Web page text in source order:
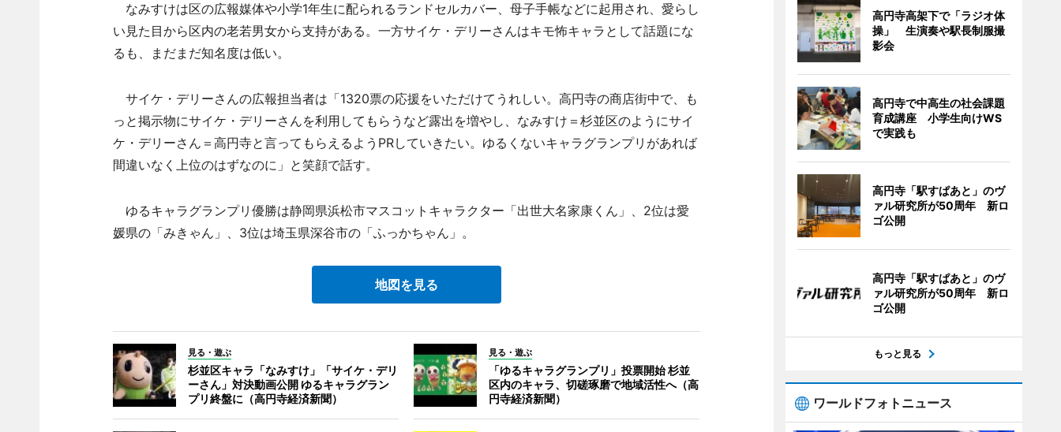
なみすけは区の広報媒体や小学1年生に配られるランドセルカバー、母子手帳などに起用され、愛らし
い見た目から区内の老若男女から支持がある。一方サイケ・デリーさんはキモ怖キャラとして話題にな
るも、まだまだ知名度は低い。
サイケ・デリーさんの広報担当者は「1320票の応援をいただけてうれしい。高円寺の商店街中で、も
っと掲示物にサイケ・デリーさんを利用してもらうなど露出を増やし、なみすけ＝杉並区のようにサイ
ケ・デリーさん＝高円寺と言ってもらえるようPRしていきたい。ゆるくないキャラグランプリがあれば
間違いなく上位のはずなのに」と笑顔で話す。
ゆるキャラグランプリ優勝は静岡県浜松市マスコットキャラクター「出世大名家康くん」、2位は愛
媛県の「みきゃん」、3位は埼玉県深谷市の「ふっかちゃん」。
地図を見る
見る・遊ぶ
杉並区キャラ「なみすけ」「サイケ・デリ
ーさん」対決動画公開 ゆるキャラグラン
プリ終盤に（高円寺経済新聞）
見る・遊ぶ
「ゆるキャラグランプリ」投票開始 杉並
区内のキャラ、切磋琢磨で地域活性へ（高
円寺経済新聞）
高円寺高架下で「ラジオ体
操」 生演奏や駅長制服撮
影会
高円寺で中高生の社会課題
育成講座 小学生向けWS
で実践も
高円寺「駅すぱあと」のヴ
ァル研究所が50周年 新ロ
ゴ公開
高円寺「駅すぱあと」のヴ
ァル研究所が50周年 新ロ
ゴ公開
もっと見る
ワールドフォトニュース